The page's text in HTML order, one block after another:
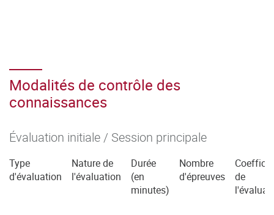
Modalités de contrôle des
connaissances
Évaluation initiale / Session principale
Type
d'évaluation
Nature de
l'évaluation
Durée
(en
minutes)
Nombre
d'épreuves
de